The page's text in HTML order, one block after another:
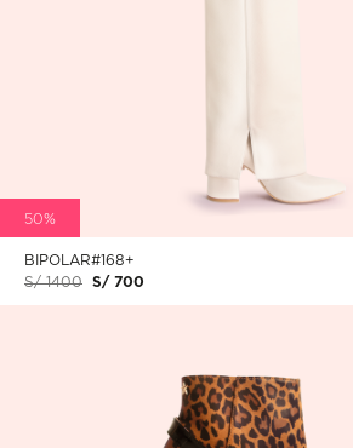
50%
BIPOLAR#168+
S/ 1400
S/ 700